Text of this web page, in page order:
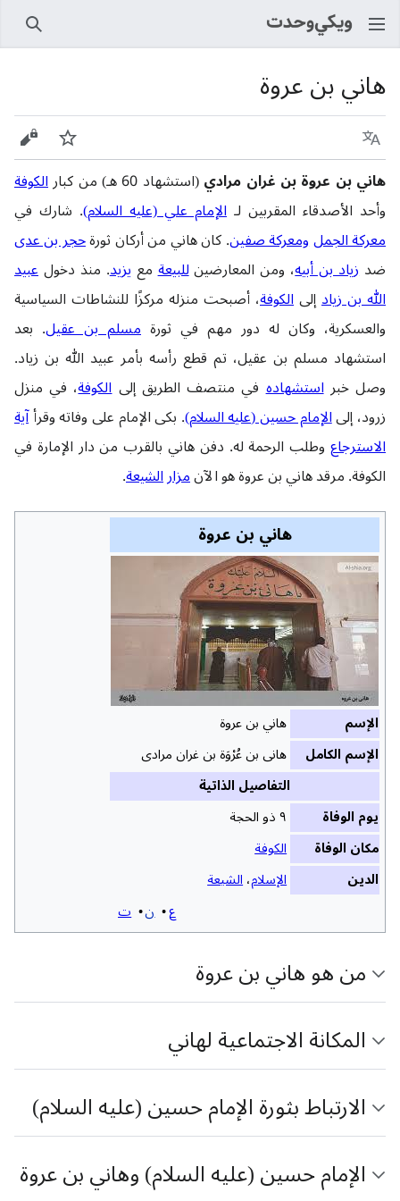
بحث
هاني بن عروة
اللغة راقب
هاني بن عروة بن غران مرادي(استشهاد 60 هـ) من كبار
الكوفة
وأحد الأصدقاء المقربين لـ الإمام علي (عليه السلام). شارك في
معركة الجملومعركة صفين. كان هاني من أركان ثورةحجر بن عدی
ضدزياد بن أبيه، ومن المعارضينللبيعةمع يزيد. منذ دخولعبيد
الله بن زيادإلىالكوفة، أصبحت منزله مركزًا للنشاطات السياسية
والعسكرية، وكان له دور مهم في ثورة مسلم بن عقيل. بعد
استشهاد مسلم بن عقيل، تم قطع رأسه بأمر عبيد الله بن زياد.
وصل خبراستشهادهفي منتصف الطريق إلىالكوفة، في منزل
زرود، إلىالإمام حسين (عليه السلام). بكى الإمام على وفاته وقرأآية
الاسترجاع وطلب الرحمة له. دفن هاني بالقرب من دار الإمارة في
الكوفة. مرقد هاني بن عروة هو الآنمزارالشيعة.
هاني بن عروة
الإسم
هاني بن عروة
الإسم الکامل
هانی بن عُرْوَة بن غران مرادی
التفاصيل الذاتية
یوم الوفاة
٩ ذو الحجة
مكان الوفاة
الكوفة
الدين
الإسلام،الشيعة
ع ن ت
من هو هاني بن عروة
المكانة الاجتماعية لهاني
الارتباط بثورة الإمام حسين (عليه السلام)
الإمام حسين (عليه السلام) وهاني بن عروة